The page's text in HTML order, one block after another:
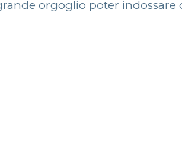
orgoglio poter